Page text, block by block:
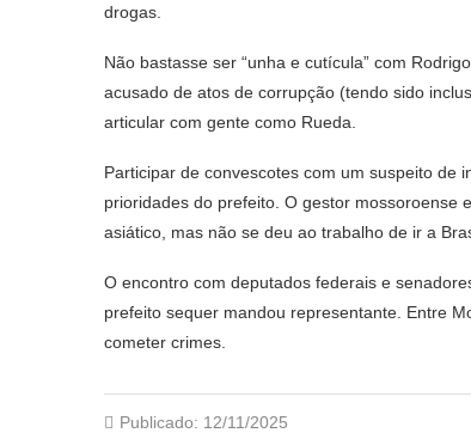
drogas.
Não bastasse ser “unha e cutícula” com
acusado de atos de corrupção (tendo sido
articular com gente como Rueda.
Participar de convescotes com um suspeito de
prioridades do prefeito. O gestor mossoroense
asiático, mas não se deu ao trabalho de ir a
O encontro com deputados federais e
prefeito sequer mandou representante. Entre
cometer crimes.
Publicado: 12/11/2025